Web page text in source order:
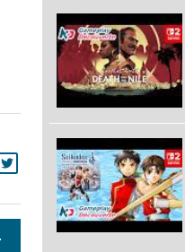
Ouvrir / Fermer